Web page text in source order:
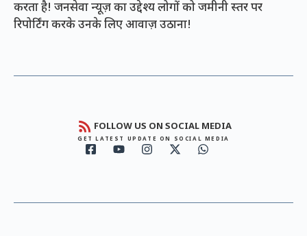
करता है! जनसेवा न्यूज़ का उद्देश्य लोगों को जमीनी स्तर पर
रिपोर्टिंग करके उनके लिए आवाज़ उठाना!
FOLLOW US ON SOCIAL MEDIA
GET LATEST UPDATE ON SOCIAL MEDIA